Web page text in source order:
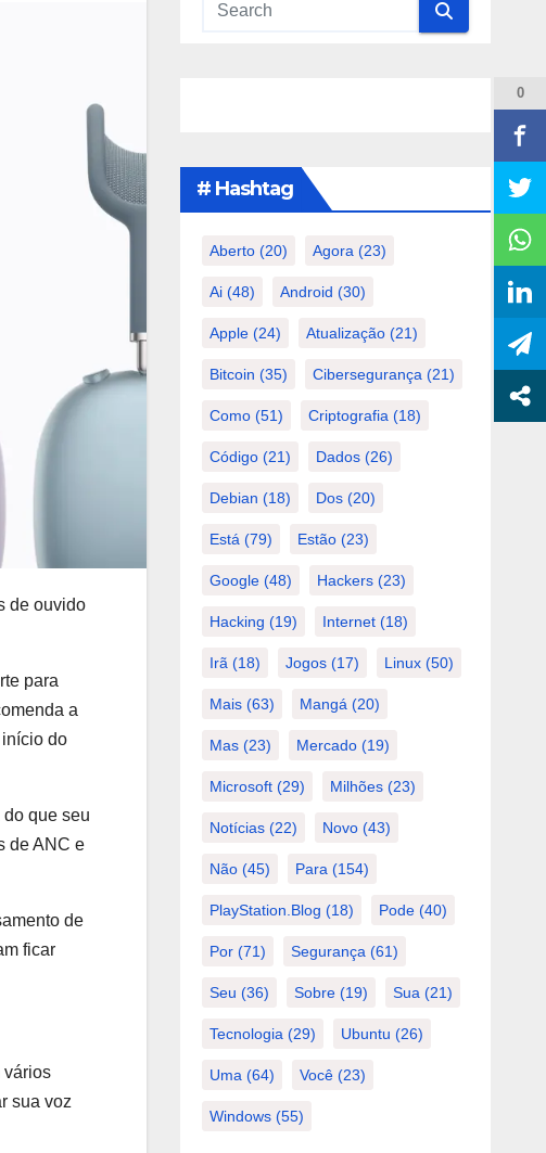
de ouvido
para
a
do
que seu
de ANC e
de
ficar
vários
sua voz
# Hashtag
Aberto(20) Agora (23)
Ai(48) Android (30)
Apple(24) Atualização(21)
Bitcoin (35) Cibersegurança (21)
Como(51) Criptografia (18)
Código(21) Dados(26)
Debian (18) Dos(20)
Está (79) Estão(23)
Google(48) Hackers(23)
Hacking (19) Internet(18)
Irã (18) Jogos(17) Linux(50)
Mais(63) Mangá (20)
Mas(23) Mercado(19)
Microsoft(29) Milhões(23)
Notícias(22) Novo(43)
Não(45) Para (154)
PlayStation.Blog (18) Pode(40)
Por(71) Segurança (61)
Seu (36) Sobre(19) Sua (21)
Tecnologia (29) Ubuntu (26)
Uma (64) Você(23)
Windows(55)
0